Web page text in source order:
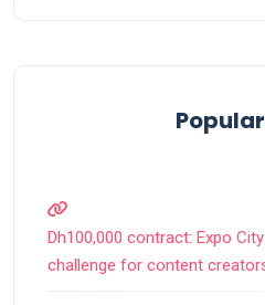
Dh100,000 contract: Expo
challenge for content